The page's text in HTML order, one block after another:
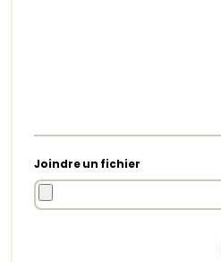
Joindre un fichier